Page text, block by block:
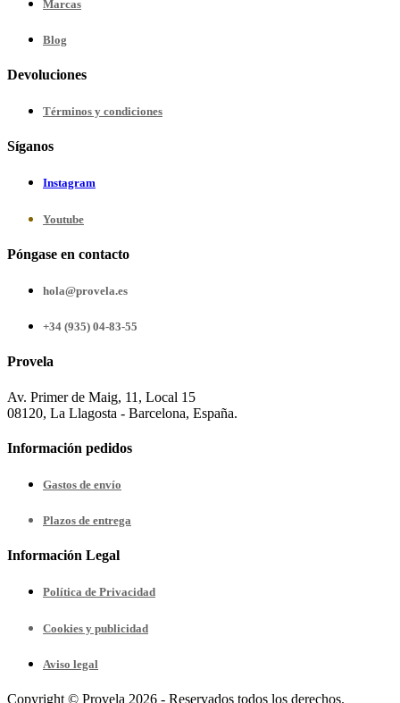
Marcas
Blog
Devoluciones
Términos y condiciones
Síganos
Instagram
Youtube
Póngase en contacto
hola@provela.es
+34 (935) 04-83-55
Provela
Av. Primer de Maig, 11, Local 15
08120, La Llagosta - Barcelona, España.
Información pedidos
Gastos de envío
Plazos de entrega
Información Legal
Política de Privacidad
Cookies y publicidad
Aviso legal
Copyright © Provela 2026 - Reservados todos los derechos.